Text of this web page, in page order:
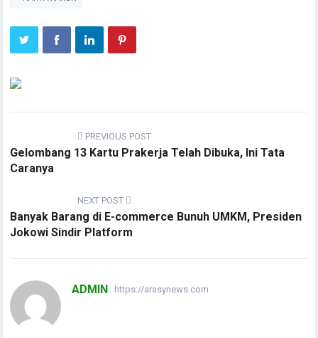
PREVIOUS POST
Gelombang 13 Kartu Prakerja Telah Dibuka, Ini Tata
Caranya
NEXT POST
Banyak Barang di E-commerce Bunuh UMKM, Presiden
Jokowi Sindir Platform
ADMIN https://arasynews.com